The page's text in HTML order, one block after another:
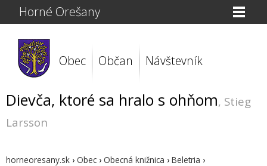
Horné Orešany
Obec Občan Návštevník
Dievča, ktoré sa hralo s ohňom, Stieg
Larsson
horneoresany.sk › Obec › Obecná knižnica › Beletria ›